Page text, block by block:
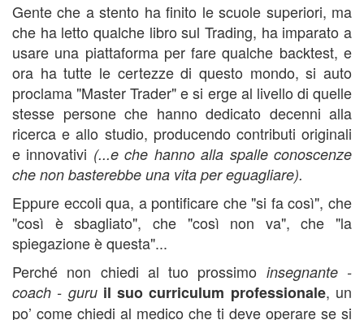
Gente che a stento ha finito le scuole superiori, ma
che ha letto qualche libro sul Trading, ha imparato a
usare una piattaforma per fare qualche backtest, e
ora ha tutte le certezze di questo mondo, si auto
proclama "Master Trader" e si erge al livello di quelle
stesse persone che hanno dedicato decenni alla
ricerca e allo studio, producendo contributi originali
e innovativi (...e che hanno alla spalle conoscenze
che non basterebbe una vita per eguagliare).
Eppure eccoli qua, a pontificare che "si fa così", che
"così è sbagliato", che "così non va", che "la
spiegazione è questa"...
Perché non chiedi al tuo prossimo insegnante -
coach - guru il suo curriculum professionale, un
po’ come chiedi al medico che ti deve operare se si